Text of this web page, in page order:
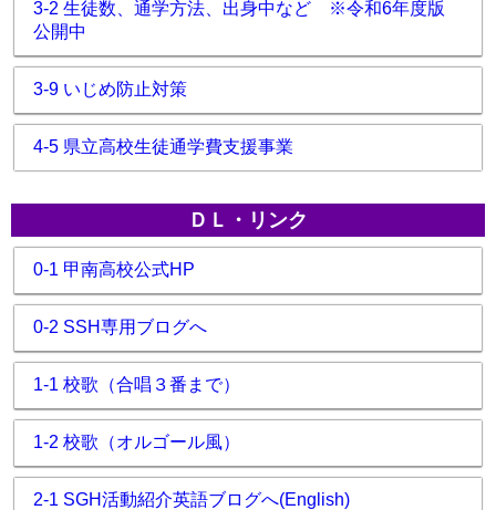
3-2 生徒数、通学方法、出身中など ※令和6年度版
公開中
3-9 いじめ防止対策
4-5 県立高校生徒通学費支援事業
ＤＬ・リンク
0-1 甲南高校公式HP
0-2 SSH専用ブログへ
1-1 校歌（合唱３番まで）
1-2 校歌（オルゴール風）
2-1 SGH活動紹介英語ブログへ(English)